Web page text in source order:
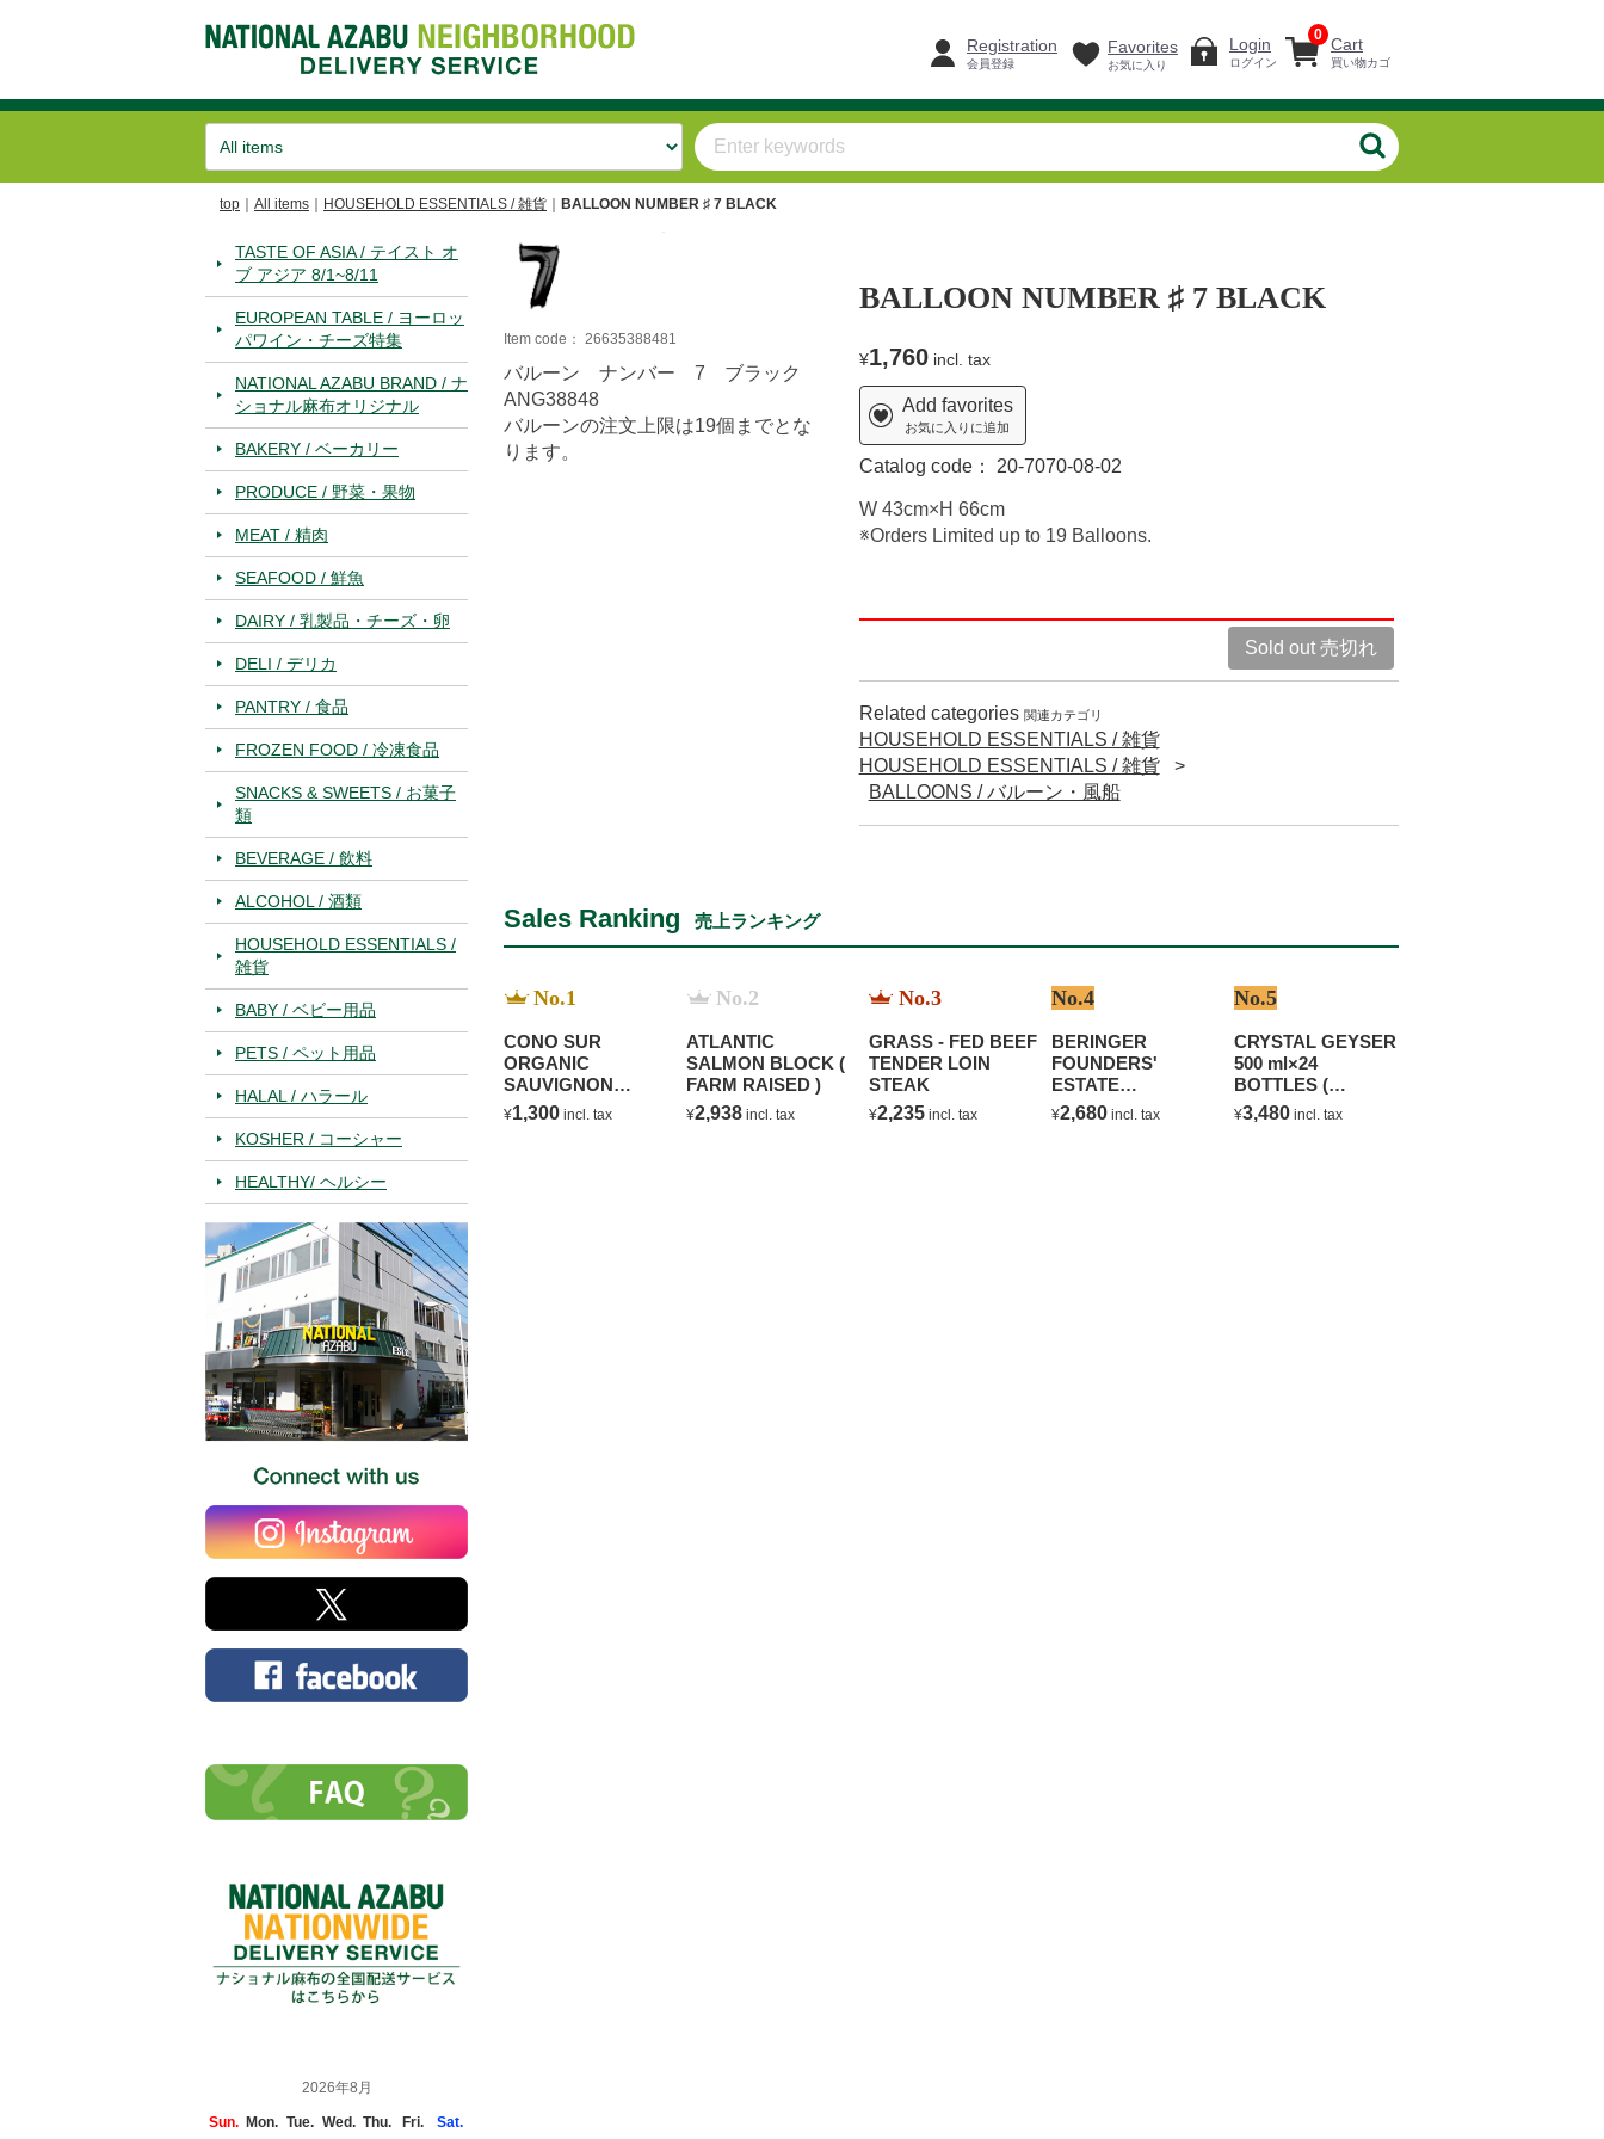
Cart
買い物カゴ
0
Registration
会員登録
Favorites
お気に入り
Login
ログイン
top All items HOUSEHOLD ESSENTIALS / 雑貨 BALLOON NUMBER ♯ 7 BLACK
TASTE OF ASIA / テイスト オ
ブ アジア 8/1~8/11
EUROPEAN TABLE / ヨーロッ
パワイン・チーズ特集
NATIONAL AZABU BRAND / ナ
ショナル麻布オリジナル
BAKERY / ベーカリー
PRODUCE / 野菜・果物
MEAT / 精肉
SEAFOOD / 鮮魚
DAIRY / 乳製品・チーズ・卵
DELI / デリカ
PANTRY / 食品
FROZEN FOOD / 冷凍食品
SNACKS & SWEETS / お菓子
類
BEVERAGE / 飲料
ALCOHOL / 酒類
HOUSEHOLD ESSENTIALS /
雑貨
BABY / ベビー用品
PETS / ペット用品
HALAL / ハラール
KOSHER / コーシャー
HEALTHY/ ヘルシー
2026年8月
Sun. Mon. Tue. Wed. Thu. Fri.
Sat.
BALLOON NUMBER ♯ 7 BLACK
¥1,760incl. tax
Add favorites
お気に入りに追加
Catalog code： 20-7070-08-02
W 43cm×H 66cm
※Orders Limited up to 19 Balloons.
Sold out 売切れ
Item code： 26635388481
バルーン ナンバー 7 ブラック
ANG38848
バルーンの注文上限は19個までとな
ります。
Related categories 関連カテゴリ
HOUSEHOLD ESSENTIALS / 雑貨
HOUSEHOLD ESSENTIALS / 雑貨
BALLOONS / バルーン・風船
Sales Ranking 売上ランキング
No.1
CONO SUR
ORGANIC
SAUVIGNON
BLANC
¥1,300 incl. tax
No.2
ATLANTIC
SALMON BLOCK (
FARM RAISED )
¥2,938 incl. tax
No.3
GRASS - FED BEEF
TENDER LOIN
STEAK
¥2,235 incl. tax
No.4
BERINGER
FOUNDERS'
ESTATE
CHARDONNAY
¥2,680 incl. tax
No.5
CRYSTAL GEYSER
500 ml×24
BOTTLES (
NATURAL
MINERAL WATER )
¥3,480 incl. tax